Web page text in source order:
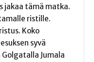
jakaa tämä matka.
ristille.
Koko
syvä
Golgatalla Jumala